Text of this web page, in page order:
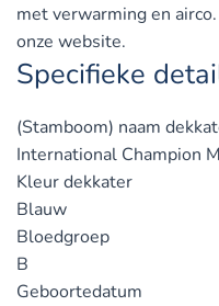
met verwarming en
onze website.
Specifieke
(Stamboom) naam
International Champion
Kleur dekkater
Blauw
Bloedgroep
B
Geboortedatum